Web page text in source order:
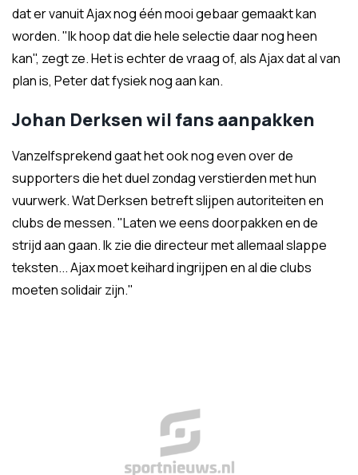
dat er vanuit Ajax nog één mooi gebaar gemaakt kan
worden. "Ik hoop dat die hele selectie daar nog heen
kan", zegt ze. Het is echter de vraag of, als Ajax dat al van
plan is, Peter dat fysiek nog aan kan.
Johan Derksen wil fans aanpakken
Vanzelfsprekend gaat het ook nog even over de
supporters die het duel zondag verstierden met hun
vuurwerk. Wat Derksen betreft slijpen autoriteiten en
clubs de messen. "Laten we eens doorpakken en de
strijd aan gaan. Ik zie die directeur met allemaal slappe
teksten... Ajax moet keihard ingrijpen en al die clubs
moeten solidair zijn."